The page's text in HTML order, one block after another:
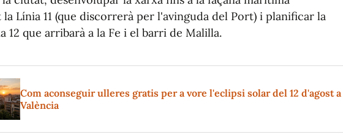
Línia 11 (que discorrerà per l'avinguda del Port) i planificar la
12 que arribarà a la Fe i el barri de Malilla.
Com aconseguir ulleres gratis per a vore l'eclipsi solar del 12 d'agost a
València